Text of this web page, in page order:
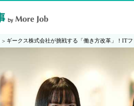
ギークス株式会社が挑戦する「働き方改革」！IT